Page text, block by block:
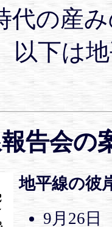
代の産
以下は
告会の
地平線の彼
9月26日